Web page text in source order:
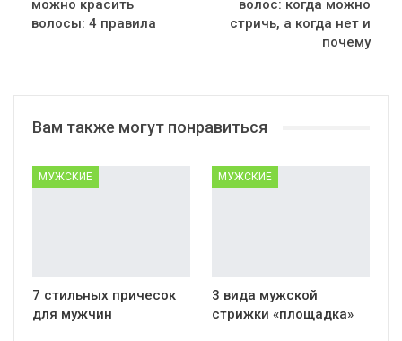
можно красить
волосы: 4 правила
волос: когда можно
стричь, а когда нет и
почему
Вам также могут понравиться
МУЖСКИЕ
7 стильных причесок
для мужчин
МУЖСКИЕ
3 вида мужской
стрижки «площадка»